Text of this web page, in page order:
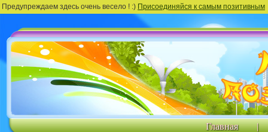
Предупреждаем здесь очень весело ! :) Присоединяйся к самым позитивным
Главная |